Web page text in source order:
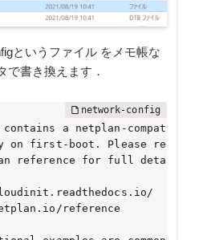
というファイル をメモ帳な
で書き換えます．
a netplan-compatible
on first-boot. Please refer to
reference for full details:
reference